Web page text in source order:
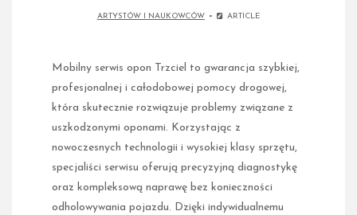
ARTYSTÓW I NAUKOWCÓW ARTICLE
Mobilny serwis opon Trzciel to gwarancja szybkiej,
profesjonalnej i całodobowej pomocy drogowej,
która skutecznie rozwiązuje problemy związane z
uszkodzonymi oponami. Korzystając z
nowoczesnych technologii i wysokiej klasy sprzętu,
specjaliści serwisu oferują precyzyjną diagnostykę
oraz kompleksową naprawę bez konieczności
odholowywania pojazdu. Dzięki indywidualnemu